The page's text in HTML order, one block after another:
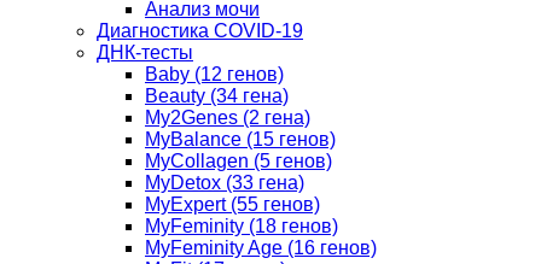
Анализ мочи
Диагностика COVID-19
ДНК-тесты
Baby (12 генов)
Beauty (34 гена)
My2Genes (2 гена)
MyBalance (15 генов)
MyCollagen (5 генов)
MyDetox (33 гена)
MyExpert (55 генов)
MyFeminity (18 генов)
MyFeminity Age (16 генов)